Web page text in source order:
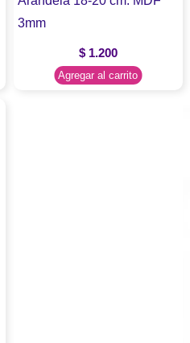
3mm
$1.200
Agregar al carrito